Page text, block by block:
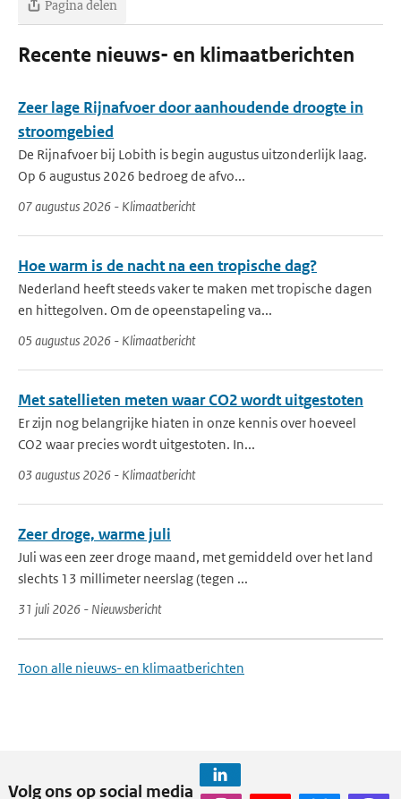
Pagina delen
Recente nieuws- en klimaatberichten
Zeer lage Rijnafvoer door aanhoudende droogte in
stroomgebied
De Rijnafvoer bij Lobith is begin augustus uitzonderlijk laag.
Op 6 augustus 2026 bedroeg de afvo...
07 augustus 2026 - Klimaatbericht
Hoe warm is de nacht na een tropische dag?
Nederland heeft steeds vaker te maken met tropische dagen
en hittegolven. Om de opeenstapeling va...
05 augustus 2026 - Klimaatbericht
Met satellieten meten waar CO2 wordt uitgestoten
Er zijn nog belangrijke hiaten in onze kennis over hoeveel
CO2 waar precies wordt uitgestoten. In...
03 augustus 2026 - Klimaatbericht
Zeer droge, warme juli
Juli was een zeer droge maand, met gemiddeld over het land
slechts 13 millimeter neerslag (tegen ...
31 juli 2026 - Nieuwsbericht
Toon alle nieuws- en klimaatberichten
Volg ons op social media